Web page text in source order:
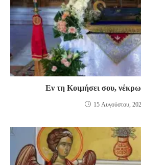
Εν τη Κοιμήσει σου,
15 Αυγούστου,